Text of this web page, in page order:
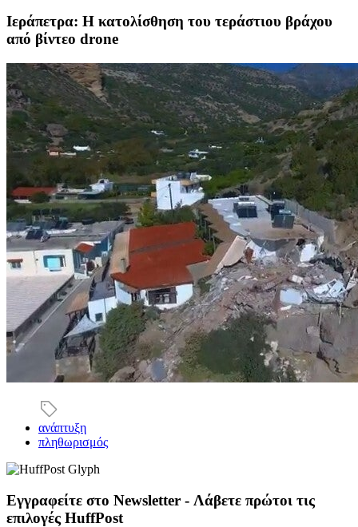
Ιεράπετρα: Η κατολίσθηση του τεράστιου βράχου
από βίντεo drone
ανάπτυξη
πληθωρισμός
Εγγραφείτε στο Newsletter - Λάβετε πρώτοι τις
επιλογές HuffPost